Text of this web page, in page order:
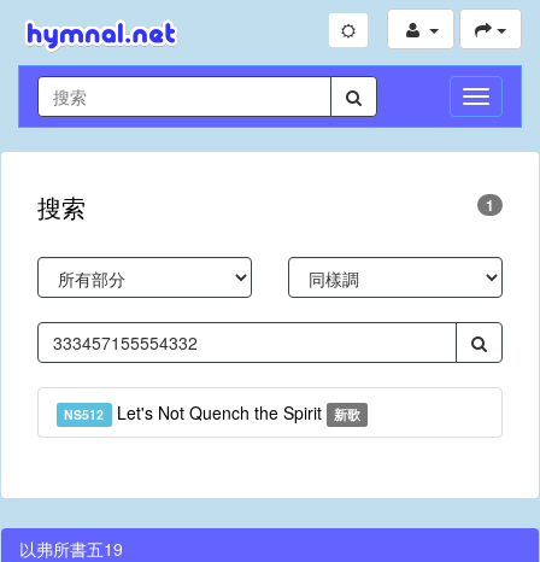
切
換
導
搜索 1
NS512 Let's Not Quench the Spirit 新歌
以弗所書五19